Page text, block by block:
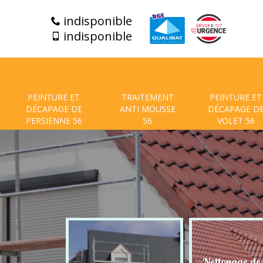
indisponible
indisponible
PEINTURE ET
DÉCAPAGE DE
PERSIENNE 56
TRAITEMENT
ANTI MOUSSE
56
PEINTURE ET
DÉCAPAGE
VOLET 56